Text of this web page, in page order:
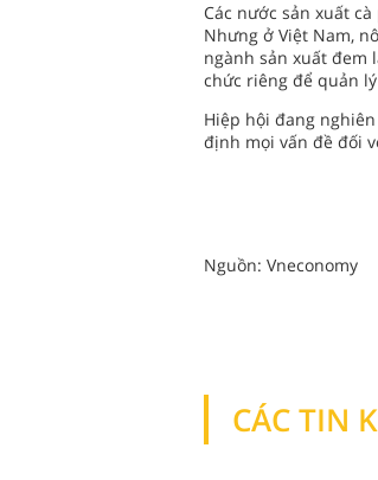
Các nước sản xuất
Nhưng ở Việt Nam,
ngành sản xuất đem
chức riêng để quản
Hiệp hội đang
định mọi vấn đề đối
Nguồn: Vneconomy
CÁC TIN